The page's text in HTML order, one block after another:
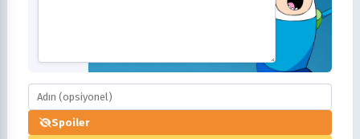
Spoiler